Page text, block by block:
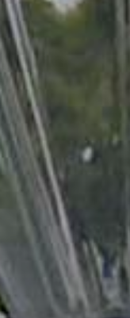
KÖLTSÉGVETÉSI
RENDELETEK
AZ
ÉPÜLŐ
VÁROS